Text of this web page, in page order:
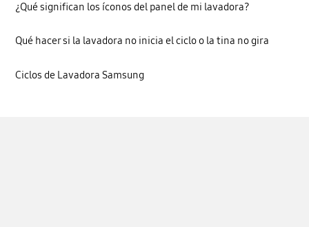
¿Qué significan los íconos del panel de mi lavadora?
Qué hacer si la lavadora no inicia el ciclo o la tina no gira
Ciclos de Lavadora Samsung